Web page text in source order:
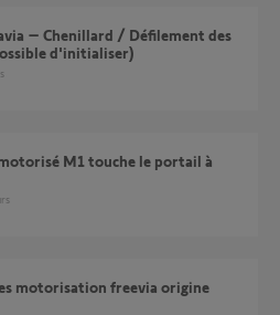
d'initialiser)